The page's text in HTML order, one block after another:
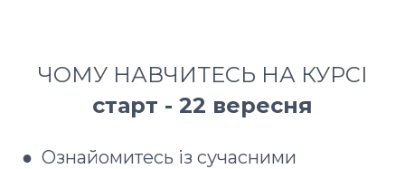
ЧОМУ НАВЧИТЕСЬ НА КУРСІ
старт - 22 вересня
● Ознайомитесь із сучасними